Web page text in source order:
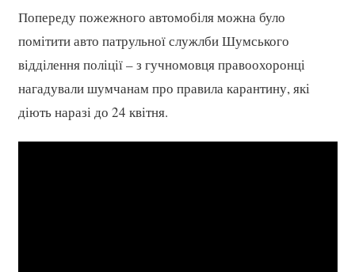
Попереду пожежного автомобіля можна було
помітити авто патрульної служлби Шумського
відділення поліції – з гучномовця правоохоронці
нагадували шумчанам про правила карантину, які
діють наразі до 24 квітня.